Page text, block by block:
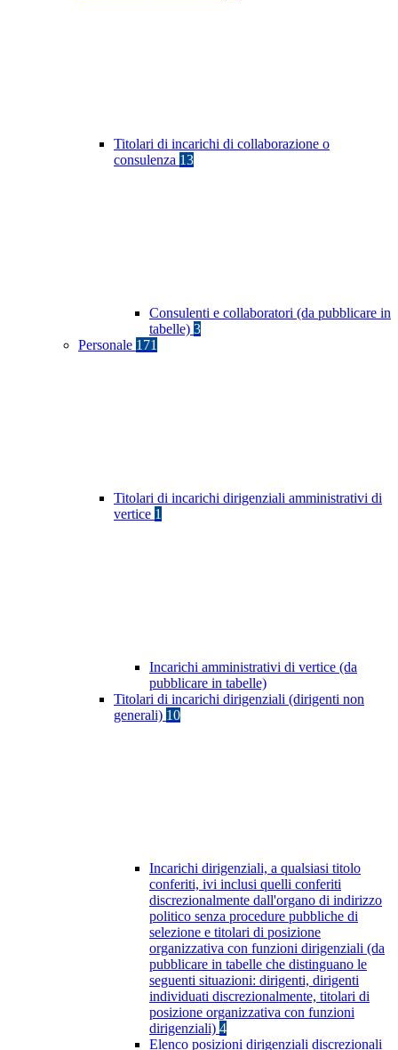
Titolari di incarichi di collaborazione o
consulenza 13
Consulenti e collaboratori (da pubblicare in
tabelle) 3
Personale 171
Titolari di incarichi dirigenziali amministrativi di
vertice 1
Incarichi amministrativi di vertice (da
pubblicare in tabelle)
Titolari di incarichi dirigenziali (dirigenti non
generali) 10
Incarichi dirigenziali, a qualsiasi titolo
conferiti, ivi inclusi quelli conferiti
discrezionalmente dall'organo di indirizzo
politico senza procedure pubbliche di
selezione e titolari di posizione
organizzativa con funzioni dirigenziali (da
pubblicare in tabelle che distinguano le
seguenti situazioni: dirigenti, dirigenti
individuati discrezionalmente, titolari di
posizione organizzativa con funzioni
dirigenziali) 4
Elenco posizioni dirigenziali discrezionali